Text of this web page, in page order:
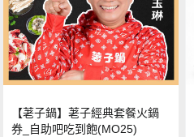
【荖子鍋】荖子經典套餐火鍋
券_自助吧吃到飽(MO25)